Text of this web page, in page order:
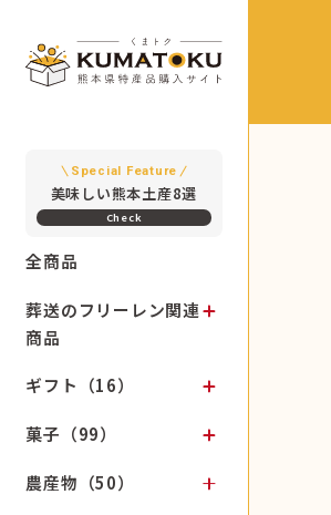
Special Feature
美味しい熊本土産8選
全商品
葬送のフリーレン関連
商品
ギフト（16）
菓子（99）
農産物（50）